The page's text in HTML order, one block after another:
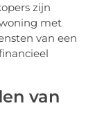
zijn
met
van een
van